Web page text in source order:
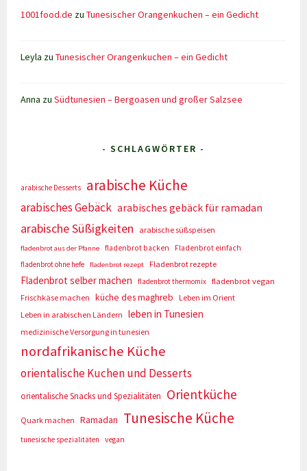
1001food.de zuTunesischer Orangenkuchen – ein Gedicht
Leyla zuTunesischer Orangenkuchen – ein Gedicht
Anna zuSüdtunesien – Bergoasen und großer Salzsee
- SCHLAGWÖRTER -
arabische Desserts arabische Küche
arabisches Gebäck arabisches gebäck für ramadan
arabische Süßigkeiten arabische süßspeisen
fladenbrot aus der Pfanne fladenbrot backen
Fladenbrot einfach
fladenbrot ohne hefe
fladenbrot rezept Fladenbrot rezepte
Fladenbrot selber machen fladenbrot thermomix fladenbrot vegan
Frischkäse machen
küche des maghreb
Leben im Orient
Leben in arabischen Ländern
leben in Tunesien
medizinische Versorgung in tunesien
nordafrikanische Küche
orientalische Kuchen und Desserts
orientalische Snacks und Spezialitäten Orientküche
Quark machen Ramadan Tunesische Küche
tunesische spezialitäten vegan